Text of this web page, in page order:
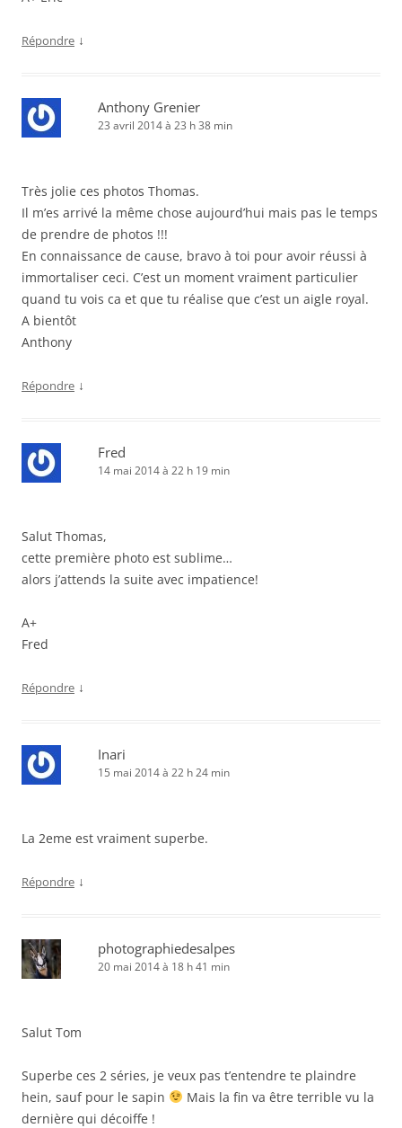
Répondre ↓
Anthony Grenier
23 avril 2014 à 23 h 38 min
Très jolie ces photos Thomas.
Il m’es arrivé la même chose aujourd’hui mais pas le temps
de prendre de photos !!!
En connaissance de cause, bravo à toi pour avoir réussi à
immortaliser ceci. C’est un moment vraiment particulier
quand tu vois ca et que tu réalise que c’est un aigle royal.
A bientôt
Anthony
Répondre ↓
Fred
14 mai 2014 à 22 h 19 min
Salut Thomas,
cette première photo est sublime…
alors j’attends la suite avec impatience!
A+
Fred
Répondre ↓
Inari
15 mai 2014 à 22 h 24 min
La 2eme est vraiment superbe.
Répondre ↓
photographiedesalpes
20 mai 2014 à 18 h 41 min
Salut Tom
Superbe ces 2 séries, je veux pas t’entendre te plaindre
hein, sauf pour le sapin
Mais la fin va être terrible vu la
dernière qui décoiffe !